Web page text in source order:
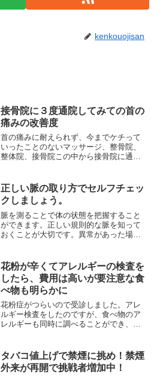
kenkouojisan
接骨院に３度通院してみての首の
痛みの改善度
首の痛みに耐えられず、今までケチって
いったことのないマッサージ、整骨院、
整体院、接骨院この中から接骨院に通う
正しい脈の取り方でセルフチェッ
クしましょう。
脈を測ることで体の状態を把握すること
ができます。正しい規則的な脈を知って
おくことが大切です。異常があった場合
花粉が辛くてアレルギーの検査を
したら、費用は高いが要注意な食
べ物も明らかに
花粉症がつらいので受診しました。アレ
ルギー検査をしたのですが、食べ物のア
レルギーも同時に調べることができ、対
タバコ値上げで禁煙に挑め！禁煙
外来が再開で挑戦者増加中！